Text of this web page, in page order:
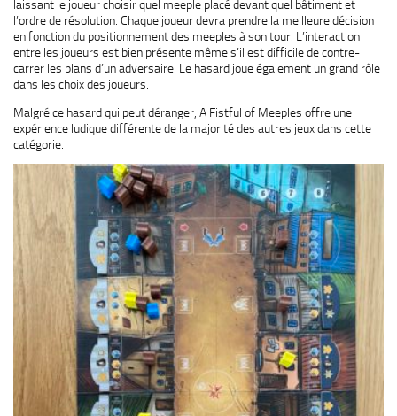
laissant le joueur choisir quel meeple placé devant quel bâtiment et
l’ordre de résolution. Chaque joueur devra prendre la meilleure décision
en fonction du positionnement des meeples à son tour. L’interaction
entre les joueurs est bien présente même s’il est difficile de contre-
carrer les plans d’un adversaire. Le hasard joue également un grand rôle
dans les choix des joueurs.
Malgré ce hasard qui peut déranger, A Fistful of Meeples offre une
expérience ludique différente de la majorité des autres jeux dans cette
catégorie.